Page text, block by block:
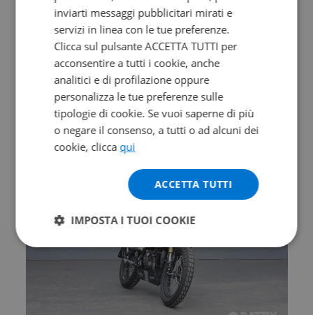
Valore futuro garantito
MORBIDELLI T 352 X
Abs
0 km | 349 cc | 41.5 Hp | 30.5 Kw
4.790 € 94/mese
inviarti messaggi pubblicitari mirati e
servizi in linea con le tue preferenze.
Clicca sul pulsante ACCETTA TUTTI per
acconsentire a tutti i cookie, anche
analitici e di profilazione oppure
personalizza le tue preferenze sulle
tipologie di cookie. Se vuoi saperne di più
o negare il consenso, a tutti o ad alcuni dei
cookie, clicca qui
ACCETTA TUTTI
IMPOSTA I TUOI COOKIE